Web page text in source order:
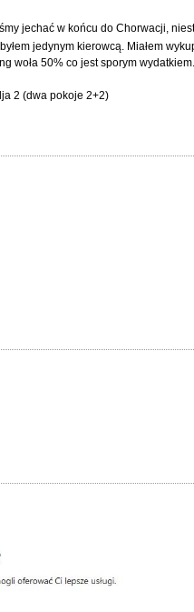
jechać w końcu do Chorwacji,
jedynym kierowcą. Miałem
woła 50% co jest sporym wydatkiem.
2 (dwa pokoje 2+2)